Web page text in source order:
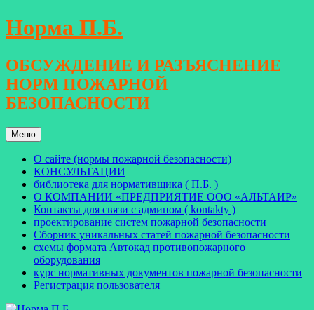
Перейти
к
Норма П.Б.
ОБСУЖДЕНИЕ И РАЗЪЯСНЕНИЕ
НОРМ ПОЖАРНОЙ
БЕЗОПАСНОСТИ
Меню
О сайте (нормы пожарной безопасности)
КОНСУЛЬТАЦИИ
библиотека для нормативщика ( П.Б. )
О КОМПАНИИ «ПРЕДПРИЯТИЕ ООО «АЛЬТАИР»
Контакты для связи с админом ( kontakty )
проектирование систем пожарной безопасности
Сборник уникальных статей пожарной безопасности
схемы формата Автокад противопожарного
оборудования
курс нормативных документов пожарной безопасности
Регистрация пользователя